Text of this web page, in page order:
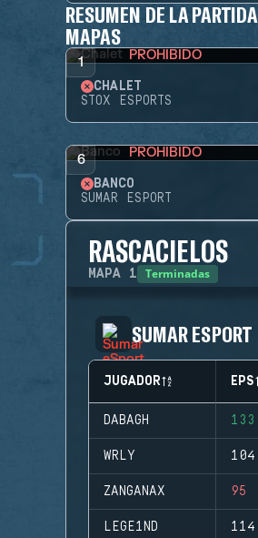
RESUMEN DE LA PARTIDA
MAPAS
1 PROHIBIDO
CHALET
STOX ESPORTS
6 PROHIBIDO
BANCO
SUMAR ESPORT
RASCACIELOS
MAPA 1 Terminadas
SUMAR ESPORT
JUGADOR EPS
DABAGH 133
WRLY 104
ZANGANAX 95
LEGE1ND 114